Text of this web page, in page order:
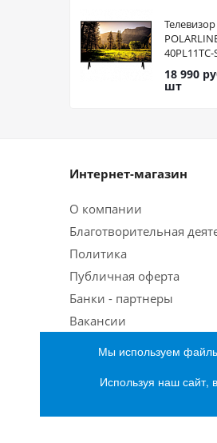
Телевизор
40PL11TC-
Smart
18 990
шт
Интернет-магазин
О компании
Благотворительная
Политика
Публичная оферта
Банки - партнеры
Вакансии
2026 © Интернет-
Мы используем
Используя наш сайт,